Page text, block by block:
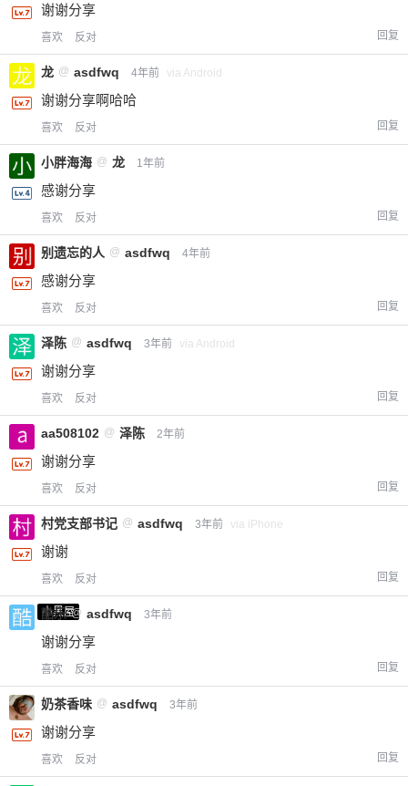
谢谢分享
喜欢 反对 回复
龙 @ asdfwq 4年前 via Android
谢谢分享啊哈哈
喜欢 反对 回复
小胖海海 @ 龙 1年前
感谢分享
喜欢 反对 回复
别遗忘的人 @ asdfwq 4年前
感谢分享
喜欢 反对 回复
泽陈 @ asdfwq 3年前 via Android
谢谢分享
喜欢 反对 回复
aa508102 @ 泽陈 2年前
谢谢分享
喜欢 反对 回复
村党支部书记 @ asdfwq 3年前 via iPhone
谢谢
喜欢 反对 回复
小黑屋
酷乐 @ asdfwq 3年前
谢谢分享
喜欢 反对 回复
奶茶香味 @ asdfwq 3年前
谢谢分享
喜欢 反对 回复